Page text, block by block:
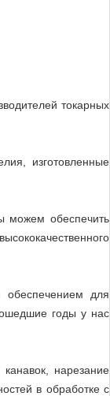
токарных
изготовленные
можем обеспечить
для
годы у нас
нарезание
в обработке с